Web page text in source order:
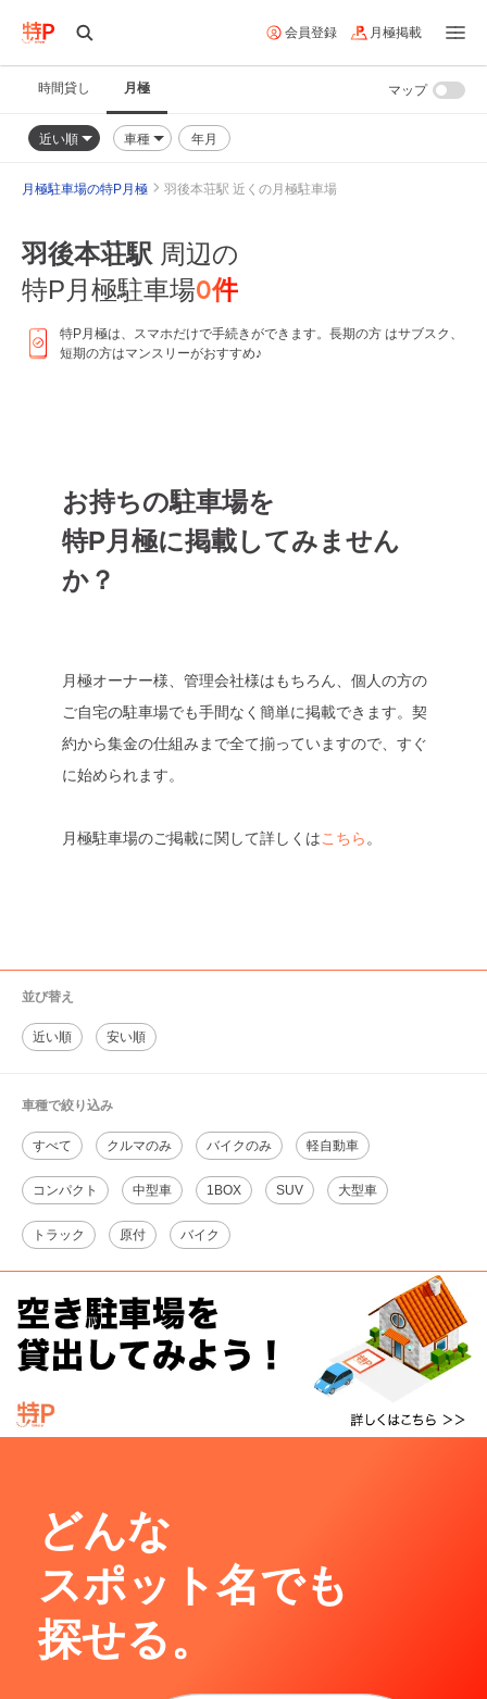
会員登録 月極掲載
時間貸し 月極
近い順 車種 年月
マップ
月極駐車場の特P月極 羽後本荘駅 近くの月極駐車場
羽後本荘駅 周辺の
特P月極駐車場0件
特P月極は、スマホだけで手続きができます。長期の方 はサブスク、
短期の方はマンスリーがおすすめ♪
お持ちの駐車場を
特P月極に掲載してみません
か？
月極オーナー様、管理会社様はもちろん、個人の方の
ご自宅の駐車場でも手間なく簡単に掲載できます。契
約から集金の仕組みまで全て揃っていますので、すぐ
に始められます。
月極駐車場のご掲載に関して詳しくはこちら 。
並び替え
近い順 安い順
車種で絞り込み
すべて クルマのみ バイクのみ 軽自動車
コンパクト 中型車 1BOX SUV 大型車
トラック 原付 バイク
どんな
スポット名でも
探せる。